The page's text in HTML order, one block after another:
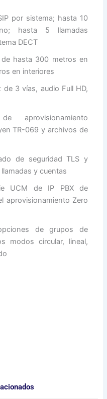
por sistema; hasta 10
hasta 5 llamadas
DECT
hasta 300 metros en
en interiores
3 vías, audio Full HD,
aprovisionamiento
TR-069 y archivos de
de seguridad TLS y
y cuentas
UCM de IP PBX de
aprovisionamiento Zero
de grupos de
modos circular, lineal,